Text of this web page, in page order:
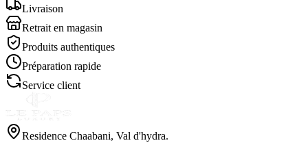
Livraison
Retrait en magasin
Produits authentiques
Préparation rapide
Service client
Residence Chaabani, Val d'hydra.